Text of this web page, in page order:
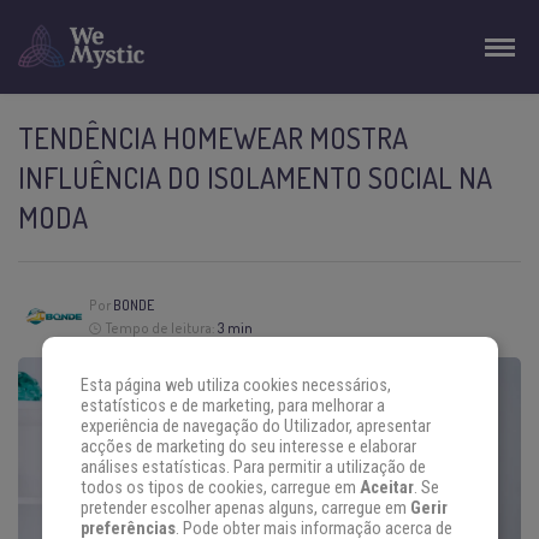
TENDÊNCIA HOMEWEAR MOSTRA
INFLUÊNCIA DO ISOLAMENTO SOCIAL NA
MODA
Por BONDE
Tempo de leitura: 3 min
Esta página web utiliza cookies necessários,
estatísticos e de marketing, para melhorar a
experiência de navegação do Utilizador, apresentar
acções de marketing do seu interesse e elaborar
análises estatísticas. Para permitir a utilização de
todos os tipos de cookies, carregue em Aceitar. Se
pretender escolher apenas alguns, carregue em Gerir
preferências. Pode obter mais informação acerca de